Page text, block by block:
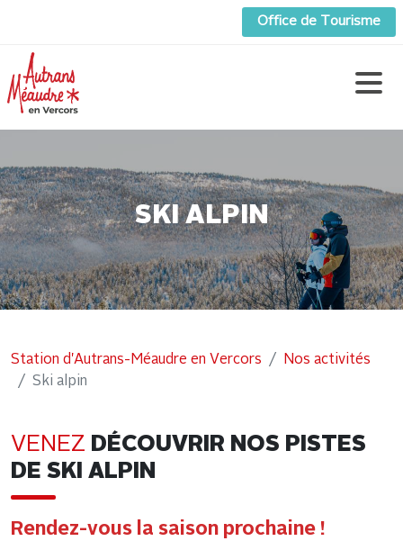
Office de Tourisme
SKI ALPIN
Station d'Autrans-Méaudre en Vercors
Nos activités
Ski alpin
VENEZ DÉCOUVRIR NOS PISTES
DE SKI ALPIN
Rendez-vous la saison prochaine !